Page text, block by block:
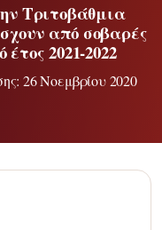
Τριτοβάθμια
από σοβαρές
2021-2022
26 Νοεμβρίου 2020